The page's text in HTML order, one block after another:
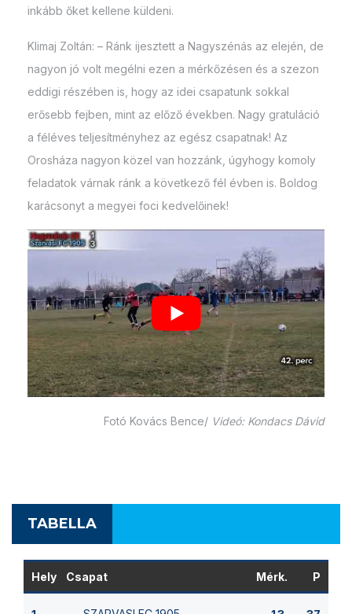
inkább őket kellene küldeni.
Klimaj Zoltán: – Ránk ijesztett a Nagyszénás az elején, de
nagyon jó volt megélni ezen a mérkőzésen és a szezon
eddigi részében is, hogy az idei csapatunk sokkal
erősebb fejben, mint az előző években. Nagy gratuláció
a féléves teljesítményhez az egész csapatnak! Az
Orosháza nagyon közel van hozzánk, úgyhogy komoly
feladatok várnak ránk a következő fél évben is. Boldog
karácsonyt a megyei foci kedvelőinek!
Fotó Kovács Bence/ Videó: Kondacs Dávid
TABELLA
Hely Csapat Mérk. P